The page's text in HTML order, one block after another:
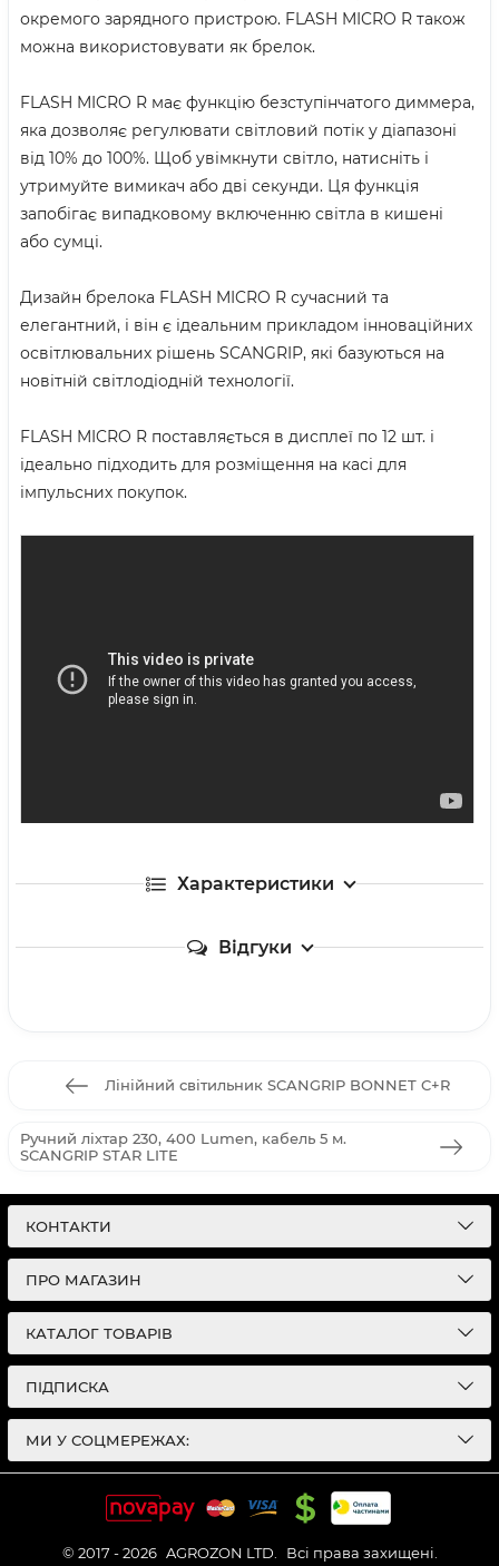
окремого зарядного пристрою. FLASH MICRO R також
можна використовувати як брелок.
FLASH MICRO R має функцію безступінчатого диммера,
яка дозволяє регулювати світловий потік у діапазоні
від 10% до 100%. Щоб увімкнути світло, натисніть і
утримуйте вимикач або дві секунди. Ця функція
запобігає випадковому включенню світла в кишені
або сумці.
Дизайн брелока FLASH MICRO R сучасний та
елегантний, і він є ідеальним прикладом інноваційних
освітлювальних рішень SCANGRIP, які базуються на
новітній світлодіодній технології.
FLASH MICRO R поставляється в дисплеї по 12 шт. і
ідеально підходить для розміщення на касі для
імпульсних покупок.
Характеристики
Відгуки
Лінійний світильник SCANGRIP BONNET C+R
Ручний ліхтар 230, 400 Lumen, кабель 5 м.
SCANGRIP STAR LITE
КОНТАКТИ
ПРО МАГАЗИН
КАТАЛОГ ТОВАРІВ
ПІДПИСКА
МИ У СОЦМЕРЕЖАХ:
© 2017 - 2026 AGROZON LTD. Всі права захищені.